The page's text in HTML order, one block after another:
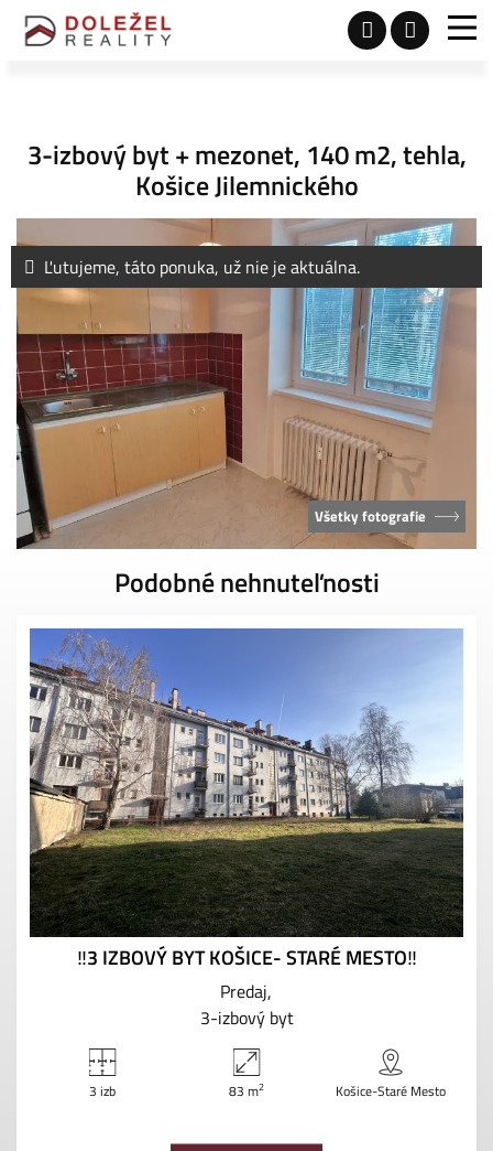
3-izbový byt + mezonet, 140 m2, tehla,
Košice Jilemnického
Ľutujeme, táto ponuka, už nie je aktuálna.
Všetky fotografie
Podobné nehnuteľnosti
‼️3 IZBOVÝ BYT KOŠICE- STARÉ MESTO‼️
Predaj
3-izbový byt
3 izb 83 m2 Košice-Staré Mesto